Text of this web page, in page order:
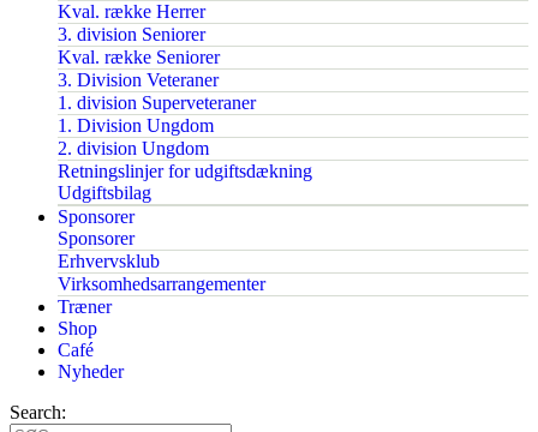
Kval. række Herrer
3. division Seniorer
Kval. række Seniorer
3. Division Veteraner
1. division Superveteraner
1. Division Ungdom
2. division Ungdom
Retningslinjer for udgiftsdækning
Udgiftsbilag
Sponsorer
Sponsorer
Erhvervsklub
Virksomhedsarrangementer
Træner
Shop
Café
Nyheder
Search: